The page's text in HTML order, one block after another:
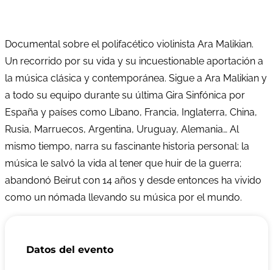
Documental sobre el polifacético violinista Ara Malikian.
Un recorrido por su vida y su incuestionable aportación a
la música clásica y contemporánea. Sigue a Ara Malikian y
a todo su equipo durante su última Gira Sinfónica por
España y países como Líbano, Francia, Inglaterra, China,
Rusia, Marruecos, Argentina, Uruguay, Alemania… Al
mismo tiempo, narra su fascinante historia personal: la
música le salvó la vida al tener que huir de la guerra;
abandonó Beirut con 14 años y desde entonces ha vivido
como un nómada llevando su música por el mundo.
Datos del evento